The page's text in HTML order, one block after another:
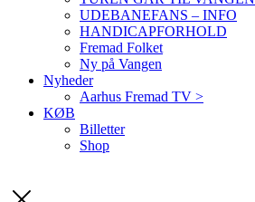
UDEBANEFANS – INFO
HANDICAPFORHOLD
Fremad Folket
Ny på Vangen
Nyheder
Aarhus Fremad TV >
KØB
Billetter
Shop